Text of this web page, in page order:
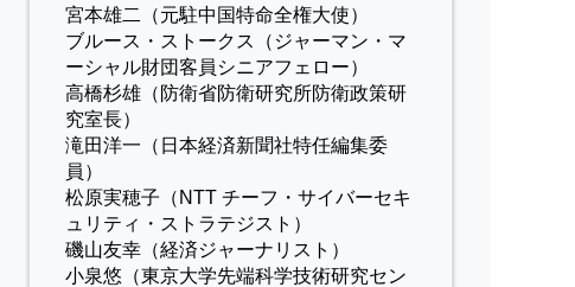
宮本雄二（元駐中国特命全権大使）
ブルース・ストークス（ジャーマン・マ
ーシャル財団客員シニアフェロー）
高橋杉雄（防衛省防衛研究所防衛政策研
究室長）
滝田洋一（日本経済新聞社特任編集委
員）
松原実穂子（NTT チーフ・サイバーセキ
ュリティ・ストラテジスト）
磯山友幸（経済ジャーナリスト）
小泉悠（東京大学先端科学技術研究セン